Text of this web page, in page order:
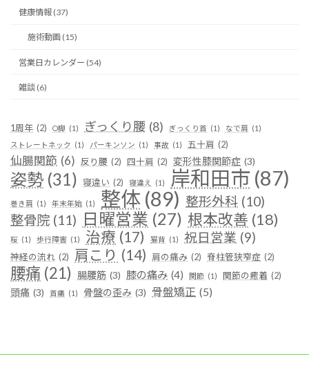
健康情報 (37)
施術動画 (15)
営業日カレンダー (54)
雑談 (6)
1周年 (2) O脚 (1) ぎっくり腰 (8) ぎっくり首 (1) なで肩 (1)
ストレートネック
(1) パーキンソン (1) 事故 (1) 五十肩 (2)
仙腸関節 (6) 反り腰 (2) 四十肩 (2) 変形性膝関節症 (3)
姿勢 (31) 寝違い (2) 寝違え (1) 岸和田市 (87)
巻き肩 (1) 年末年始 (1) 整体 (89) 整形外科 (10)
整骨院 (11) 日曜営業 (27) 根本改善 (18)
桜 (1) 歩行障害 (1) 治療 (17) 猫背 (1) 祝日営業 (9)
神経の流れ (2) 肩こり (14) 肩の痛み (2) 脊柱管狭窄症 (2)
腰痛 (21) 腸腰筋 (3) 膝の痛み (4) 関節 (1) 関節の癒着 (2)
頭痛 (3) 首痛 (1) 骨盤の歪み (3) 骨盤矯正 (5)